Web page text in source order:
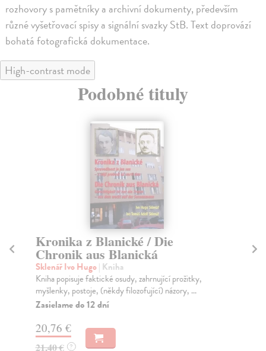
rozhovory s pamětníky a archivní dokumenty, především
různé vyšetřovací spisy a signální svazky StB. Text doprovází
bohatá fotografická dokumentace.
High-contrast mode
Podobné tituly
Kronika z Blanické / Die
Chronik aus Blanická
Sklenář Ivo Hugo| Kniha
Kniha popisuje faktické osudy, zahrnující prožitky,
myšlenky, postoje, (někdy filozofující) názory, ...
Zasielame do 12 dní
20,76 €
21,40 € ?